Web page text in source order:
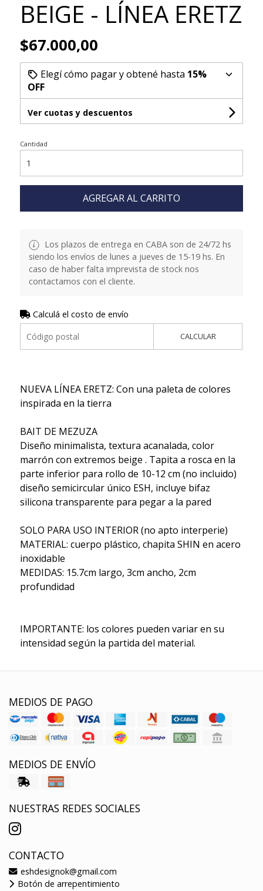
BEIGE - LÍNEA ERETZ
$67.000,00
Elegí cómo pagar y obtené hasta 15%
OFF
Ver cuotas y descuentos
Cantidad
AGREGAR AL CARRITO
Los plazos de entrega en CABA son de 24/72 hs
siendo los envíos de lunes a jueves de 15-19 hs. En
caso de haber falta imprevista de stock nos
contactamos con el cliente.
Calculá el costo de envío
CALCULAR
NUEVA LÍNEA ERETZ: Con una paleta de colores
inspirada en la tierra
BAIT DE MEZUZA
Diseño minimalista, textura acanalada, color
marrón con extremos beige . Tapita a rosca en la
parte inferior para rollo de 10-12 cm (no incluido)
diseño semicircular único ESH, incluye bifaz
silicona transparente para pegar a la pared
SOLO PARA USO INTERIOR (no apto interperie)
MATERIAL: cuerpo plástico, chapita SHIN en acero
inoxidable
MEDIDAS: 15.7cm largo, 3cm ancho, 2cm
profundidad
IMPORTANTE: los colores pueden variar en su
intensidad según la partida del material.
MEDIOS DE PAGO
MEDIOS DE ENVÍO
NUESTRAS REDES SOCIALES
CONTACTO
eshdesignok@gmail.com
Botón de arrepentimiento